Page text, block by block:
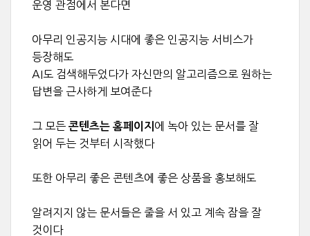
운영 관점에서 본다면
아무리 인공지능 시대에 좋은 인공지능 서비스가
등장해도
AI도 검색해두었다가 자신만의 알고리즘으로 원하는
답변을 근사하게 보여준다
그 모든 콘텐츠는 홈페이지 에 녹아 있는 문서를 잘
읽어 두는 것부터 시작했다
또한 아무리 좋은 콘텐츠에 좋은 상품을 홍보해도
알려지지 않는 문서들은 줄을 서 있고 계속 잠을 잘
것이다